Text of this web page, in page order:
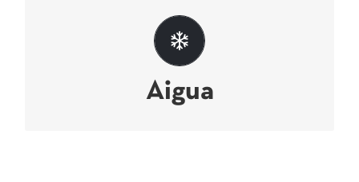
Aigua
Aigua sempre a la disposició dels clients